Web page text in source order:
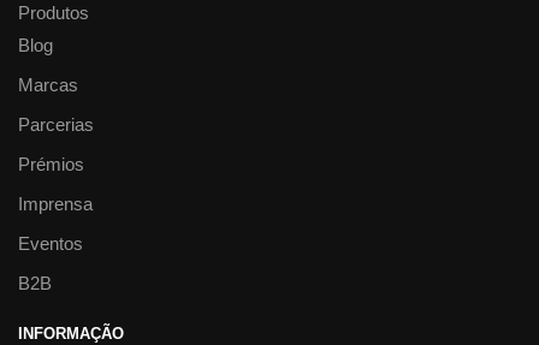
Produtos
Blog
Marcas
Parcerias
Prémios
Imprensa
Eventos
B2B
INFORMAÇÃO